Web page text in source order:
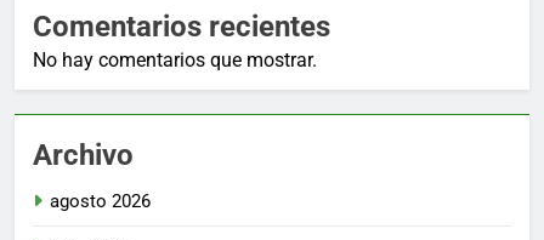
Comentarios recientes
No hay comentarios que mostrar.
Archivo
agosto 2026